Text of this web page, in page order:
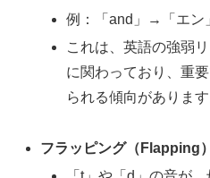
例：「and」→「エン
これは、英語の強弱
に関わっており、重
られる傾向があります
フラッピング（Flapping